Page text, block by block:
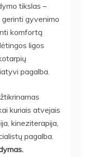
tikslas –
gyvenimo
komfortą
ligos
pagalba.
kuriais atvejais
kineziterapija,
pagalba.